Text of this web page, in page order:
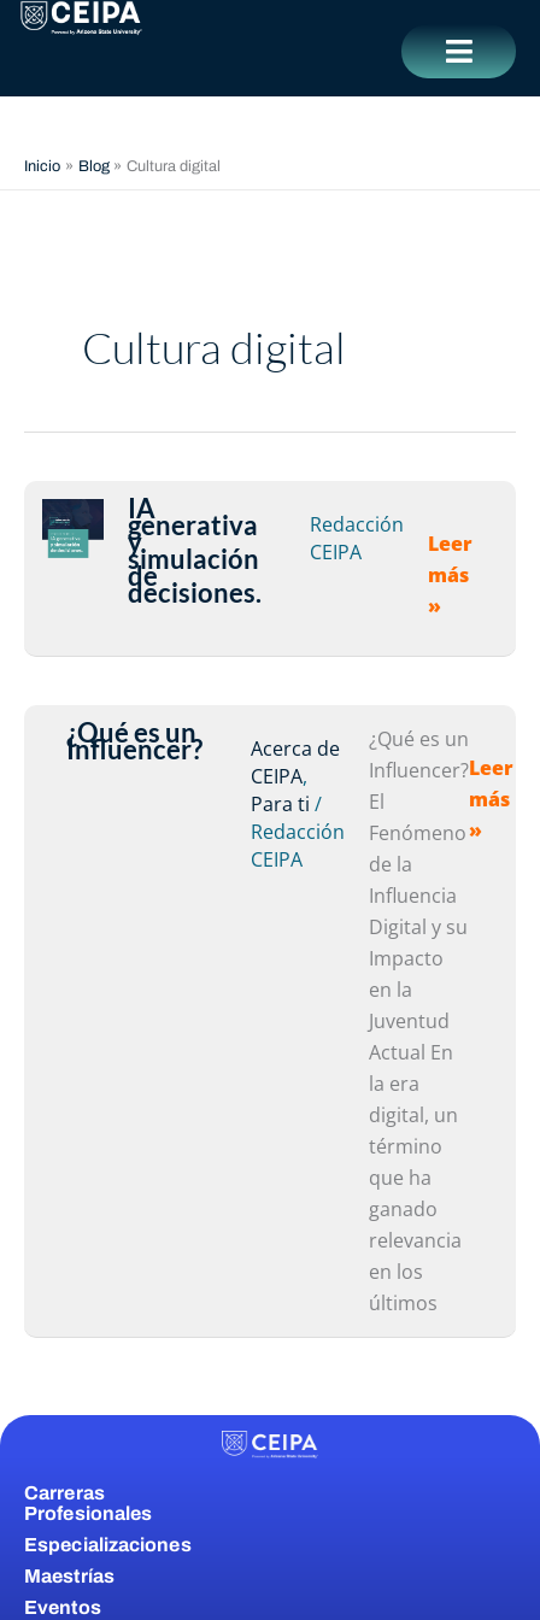
contenido
Inicio Blog Cultura digital
Cultura digital
IA
generativa
y
simulación
de
decisiones.
Redacción
CEIPA
generativa
y
simulación
Leer
más
»
¿Qué es un
Influencer?
Acerca de
CEIPA,
Para ti /
Redacción
CEIPA
¿Qué es un
Influencer?
El
Fenómeno
de la
Influencia
Digital y su
Impacto
en la
Juventud
Actual En
la era
digital, un
término
que ha
ganado
relevancia
en los
últimos
es
un
Leer
más
»
Carreras
Profesionales
Especializaciones
Maestrías
Eventos